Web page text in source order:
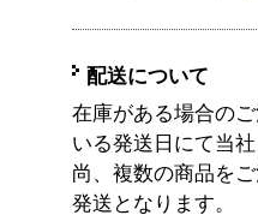
配送について
在庫がある場合の
いる発送日にて当
尚、複数の商品を
発送となります。